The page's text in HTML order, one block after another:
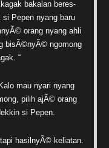
bakalan beres-
Pepen nyang baru
orang nyang ahli
bisÃ©nyÃ© ngomong
“
mau nyari nyang
pilih ajÃ© orang
si Pepen.
hasilnyÃ© keliatan.